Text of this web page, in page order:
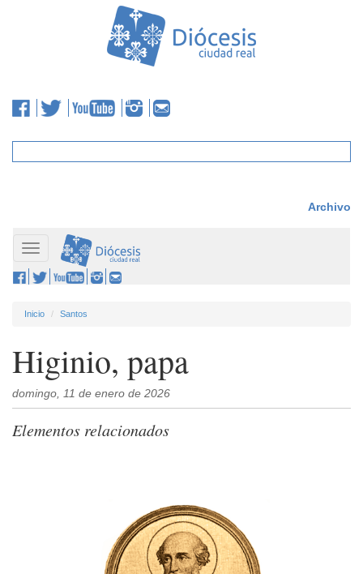
Archivo
Toggle
navigation
Inicio Santos
Higinio, papa
domingo, 11 de enero de 2026
Elementos relacionados